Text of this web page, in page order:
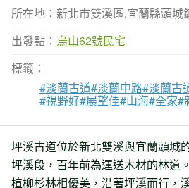
所在地：新北市雙溪區,宜蘭縣頭城
出發點： 烏山62號民宅
標籤：
#淡蘭古道#淡蘭中路#淡蘭古
#視野好#展望佳#山海#全家#
坪溪古道位於新北雙溪與宜蘭頭城
坪溪段，百年前為運送木材的林道
植柳杉林相優美，沿著坪溪而行，